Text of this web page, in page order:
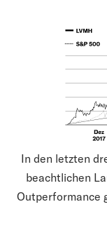
In den letzten
beachtlichen
Outperformance